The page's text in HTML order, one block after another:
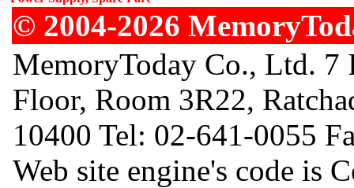
© 2004-2026
MemoryToday Co., Ltd.
Floor, Room 3R22,
10400 Tel: 02-641-0055
Web site engine's code is